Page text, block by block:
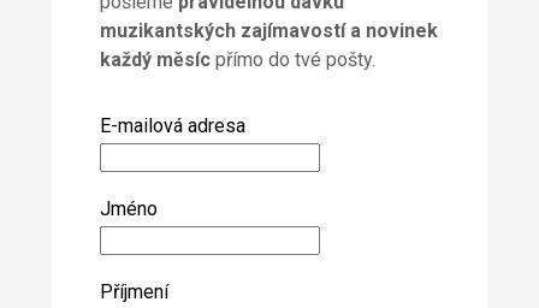
muzikantských zajímavostí a novinek
každý měsícpřímo do tvé pošty.
E-mailová adresa
Jméno
Příjmení